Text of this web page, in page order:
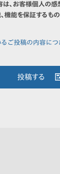
、お客様個人の感
機能を保証するもの
投稿する